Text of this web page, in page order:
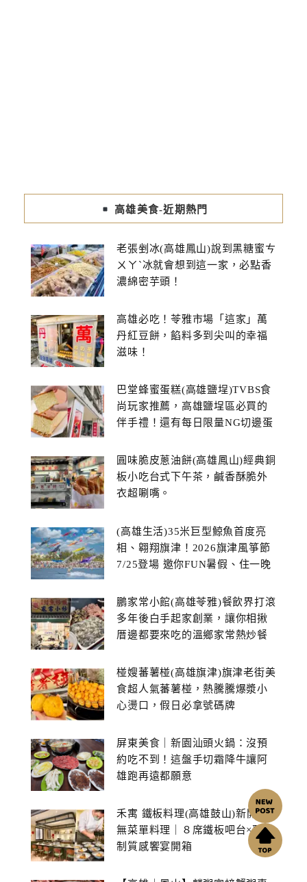
高雄美食-近期熱門
老張剉冰(高雄鳳山)說到黑糖蜜ㄘ
ㄨㄚˋ冰就會想到這一家，必點香
濃綿密芋頭！
高雄必吃！苓雅市場「這家」萬
丹紅豆餅，餡料多到尖叫的幸福
滋味！
巴堂蜂蜜蛋糕(高雄鹽埕)TVBS食
尚玩家推薦，高雄鹽埕區必買的
伴手禮！還有每日限量NG切邊蛋
圓味脆皮蔥油餅(高雄鳳山)經典銅
板小吃台式下午茶，鹹香酥脆外
衣超唰嘴。
(高雄生活)35米巨型鯨魚首度亮
相、翱翔旗津！2026旗津風箏節
7/25登場 邀你FUN暑假、住一晚
鵬家常小館(高雄苓雅)餐飲界打滾
多年後白手起家創業，讓你相揪
厝邊都要來吃的溫鄉家常熱炒餐
椪嫂蕃薯椪(高雄旗津)旗津老街美
食超人氣蕃薯椪，熱騰騰爆漿小
心燙口，假日必拿號碼牌
屏東美食｜新園汕頭火鍋：沒預
約吃不到！這盤手切霜降牛讓阿
雄跑再遠都願意
禾寓 鐵板料理(高雄鼓山)新開幕
無菜單料理｜８席鐵板吧台×預約
制質感饗宴開箱